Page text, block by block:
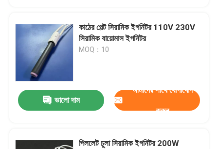
কাঠের পেল্ট সিরামিক ইগনিটর 110V 230V
সিরামিক বায়োমাস ইগনিটর
MOQ：10
ভালো দাম
আমাদের সাথে যোগাযোগ
করুন
পিললেট চুলা সিরামিক ইগনিটর 200W